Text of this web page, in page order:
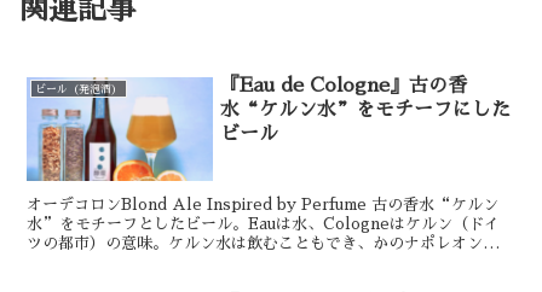
関連記事
ビール（発泡酒）
『Eau de Cologne』古の香
水“ケルン水”をモチーフにした
ビール
オーデコロンBlond Ale Inspired by Perfume 古の香水“ケルン
水”をモチーフとしたビール。Eauは水、Cologneはケルン（ドイ
ツの都市）の意味。ケルン水は飲むこともでき、かのナポレオンも愛